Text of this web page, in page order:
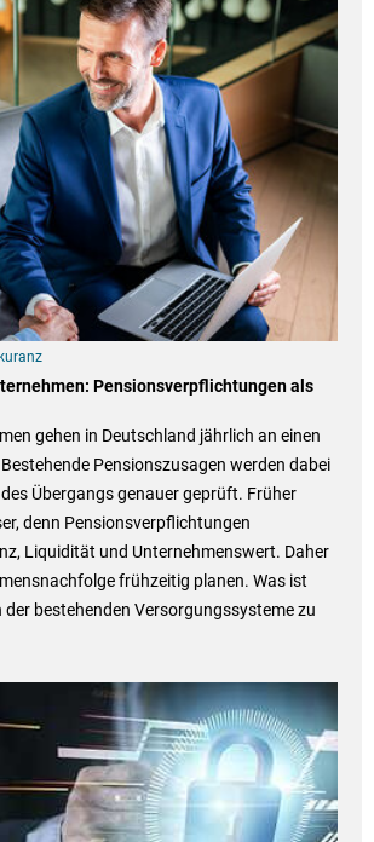
Pensionsverpflichtungen als
gehen in Deutschland jährlich an einen
Pensionszusagen werden dabei
Übergangs genauer geprüft. Früher
denn Pensionsverpflichtungen
Liquidität und Unternehmenswert. Daher
frühzeitig planen. Was ist
bestehenden Versorgungssysteme zu